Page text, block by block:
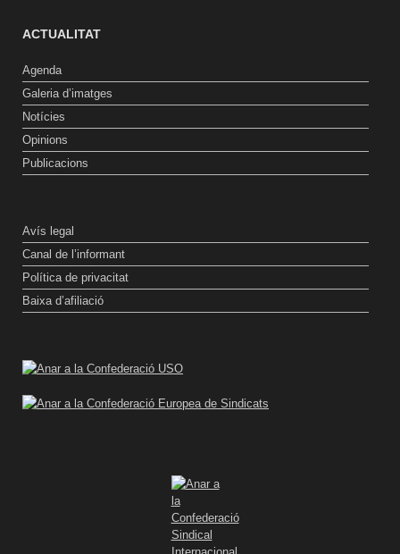
ACTUALITAT
Agenda
Galeria d’imatges
Notícies
Opinions
Publicacions
Avís legal
Canal de l’informant
Política de privacitat
Baixa d’afiliació